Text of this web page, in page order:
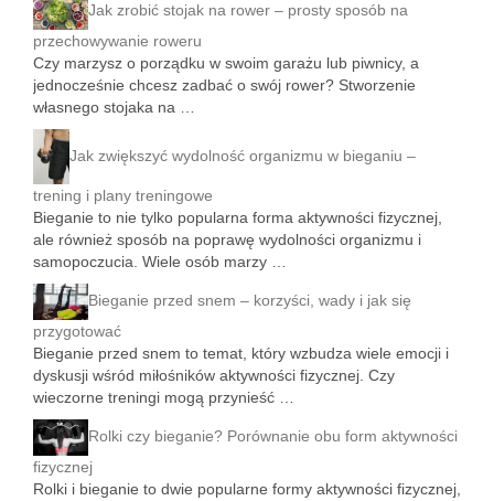
Jak zrobić stojak na rower – prosty sposób na
przechowywanie roweru
Czy marzysz o porządku w swoim garażu lub piwnicy, a
jednocześnie chcesz zadbać o swój rower? Stworzenie
własnego stojaka na …
Jak zwiększyć wydolność organizmu w bieganiu –
trening i plany treningowe
Bieganie to nie tylko popularna forma aktywności fizycznej,
ale również sposób na poprawę wydolności organizmu i
samopoczucia. Wiele osób marzy …
Bieganie przed snem – korzyści, wady i jak się
przygotować
Bieganie przed snem to temat, który wzbudza wiele emocji i
dyskusji wśród miłośników aktywności fizycznej. Czy
wieczorne treningi mogą przynieść …
Rolki czy bieganie? Porównanie obu form aktywności
fizycznej
Rolki i bieganie to dwie popularne formy aktywności fizycznej,